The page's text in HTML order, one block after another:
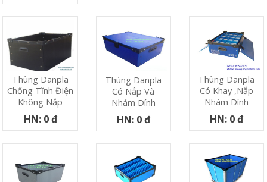
Thùng Danpla
Chống Tĩnh Điện
Không Nắp
HN: 0 đ
Thùng Danpla
Có Nắp Và
Nhám Dính
HN: 0 đ
Thùng Danpla
Có Khay ,nắp
Nhám Dính
HN: 0 đ